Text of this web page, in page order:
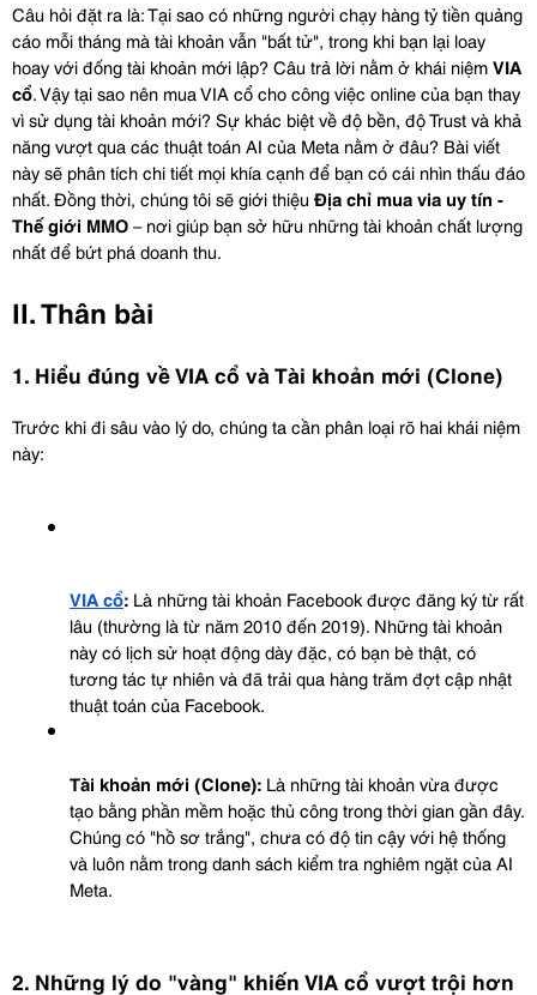
Câu hỏi đặt ra là: Tại sao có những người chạy hàng tỷ tiền quảng
cáo mỗi tháng mà tài khoản vẫn "bất tử", trong khi bạn lại loay
hoay với đống tài khoản mới lập? Câu trả lời nằm ở khái niệm VIA
cổ. Vậy tại sao nên mua VIA cổ cho công việc online của bạn thay
vì sử dụng tài khoản mới? Sự khác biệt về độ bền, độ Trust và khả
năng vượt qua các thuật toán AI của Meta nằm ở đâu? Bài viết
này sẽ phân tích chi tiết mọi khía cạnh để bạn có cái nhìn thấu đáo
nhất. Đồng thời, chúng tôi sẽ giới thiệu Địa chỉ mua via uy tín -
Thế giới MMO – nơi giúp bạn sở hữu những tài khoản chất lượng
nhất để bứt phá doanh thu.
II. Thân bài
1. Hiểu đúng về VIA cổ và Tài khoản mới (Clone)
Trước khi đi sâu vào lý do, chúng ta cần phân loại rõ hai khái niệm
này:
VIA cổ: Là những tài khoản Facebook được đăng ký từ rất
lâu (thường là từ năm 2010 đến 2019). Những tài khoản
này có lịch sử hoạt động dày đặc, có bạn bè thật, có
tương tác tự nhiên và đã trải qua hàng trăm đợt cập nhật
thuật toán của Facebook.
Tài khoản mới (Clone): Là những tài khoản vừa được
tạo bằng phần mềm hoặc thủ công trong thời gian gần đây.
Chúng có "hồ sơ trắng", chưa có độ tin cậy với hệ thống
và luôn nằm trong danh sách kiểm tra nghiêm ngặt của AI
Meta.
2. Những lý do "vàng" khiến VIA cổ vượt trội hơn